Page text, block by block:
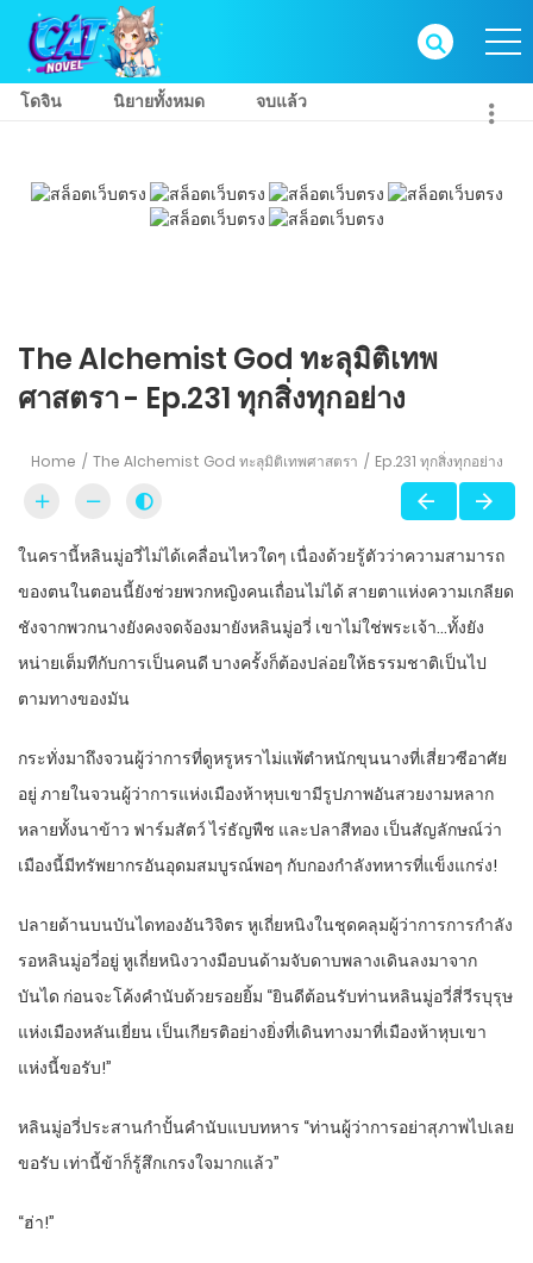
โดจิน นิยายทั้งหมด จบแล้ว
The Alchemist God ทะลุมิติเทพ
ศาสตรา - Ep.231 ทุกสิ่งทุกอย่าง
Home The Alchemist God ทะลุมิติเทพศาสตรา Ep.231 ทุกสิ่งทุกอย่าง
ในครานี้หลินมู่อวี่ไม่ได้เคลื่อนไหวใดๆ เนื่องด้วยรู้ตัวว่าความสามารถ
ของตนในตอนนี้ยังช่วยพวกหญิงคนเถื่อนไม่ได้ สายตาแห่งความเกลียด
ชังจากพวกนางยังคงจดจ้องมายังหลินมู่อวี่ เขาไม่ใช่พระเจ้า…ทั้งยัง
หน่ายเต็มทีกับการเป็นคนดี บางครั้งก็ต้องปล่อยให้ธรรมชาติเป็นไป
ตามทางของมัน
กระทั่งมาถึงจวนผู้ว่าการที่ดูหรูหราไม่แพ้ตำหนักขุนนางที่เสี่ยวซีอาศัย
อยู่ ภายในจวนผู้ว่าการแห่งเมืองห้าหุบเขามีรูปภาพอันสวยงามหลาก
หลายทั้งนาข้าว ฟาร์มสัตว์ ไร่ธัญพืช และปลาสีทอง เป็นสัญลักษณ์ว่า
เมืองนี้มีทรัพยากรอันอุดมสมบูรณ์พอๆ กับกองกำลังทหารที่แข็งแกร่ง!
ปลายด้านบนบันไดทองอันวิจิตร หูเถี่ยหนิงในชุดคลุมผู้ว่าการการกำลัง
รอหลินมู่อวี่อยู่ หูเถี่ยหนิงวางมือบนด้ามจับดาบพลางเดินลงมาจาก
บันได ก่อนจะโค้งคำนับด้วยรอยยิ้ม “ยินดีต้อนรับท่านหลินมู่อวี่สี่วีรบุรุษ
แห่งเมืองหลันเยี่ยน เป็นเกียรติอย่างยิ่งที่เดินทางมาที่เมืองห้าหุบเขา
แห่งนี้ขอรับ!”
หลินมู่อวี่ประสานกำปั้นคำนับแบบทหาร “ท่านผู้ว่าการอย่าสุภาพไปเลย
ขอรับ เท่านี้ข้าก็รู้สึกเกรงใจมากแล้ว”
“ฮ่า!”